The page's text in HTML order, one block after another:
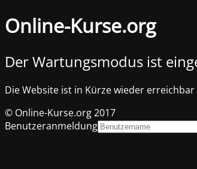
Online-Kurse.org
Der Wartungsmodus ist
Die Website ist in Kürze wieder erreichbar
© Online-Kurse.org 2017
Benutzeranmeldung